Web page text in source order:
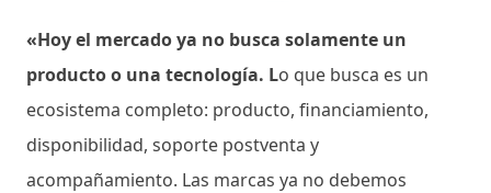
«Hoy el mercado ya no busca solamente un
producto o una tecnología. Lo que busca es un
ecosistema completo: producto, financiamiento,
disponibilidad, soporte postventa y
acompañamiento. Las marcas ya no debemos